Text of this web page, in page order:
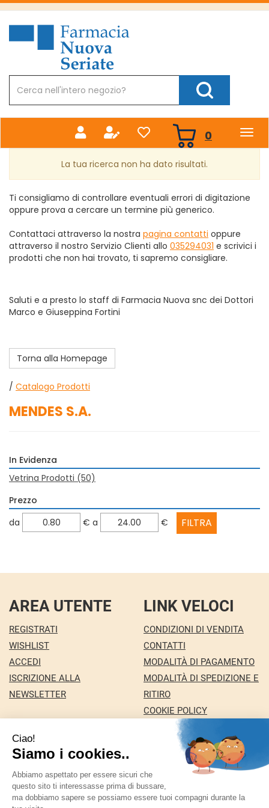
Passa
principale
Farmacia
Nuova
Prodotto
Cerca Prodotto
0 prodotti
inseriti
La tua ricerca non ha dato risultati.
Ti consigliamo di controllare eventuali errori di digitazione
oppure prova a cercare un termine più generico.
Contattaci attraverso la nostra pagina contatti oppure
attraverso il nostro Servizio Clienti allo 035294031 e scrivici i
prodotti che non hai trovato, ti sapremo consigliare.
Saluti e a presto lo staff di Farmacia Nuova snc dei Dottori
Marco e Giuseppina Fortini
Torna alla Homepage
/ Catalogo Prodotti
MENDES S.A.
In Evidenza
Vetrina Prodotti (50)
Prezzo
filtra
da € filtra
a €
AREA UTENTE
REGISTRATI
WISHLIST
ACCEDI
ISCRIZIONE ALLA
NEWSLETTER
LINK VELOCI
CONDIZIONI DI VENDITA
CONTATTI
MODALITÀ DI PAGAMENTO
MODALITÀ DI SPEDIZIONE E
RITIRO
COOKIE POLICY
INFORMATIVA PRIVACY
Farmacia Nuova snc dei Dottori Marco e
Giuseppina Fortini - Via Italia 72 24068 Seriate (BG)
marforti@tin.it|Tel.: 035294031| P.Iva: 03258590169 |